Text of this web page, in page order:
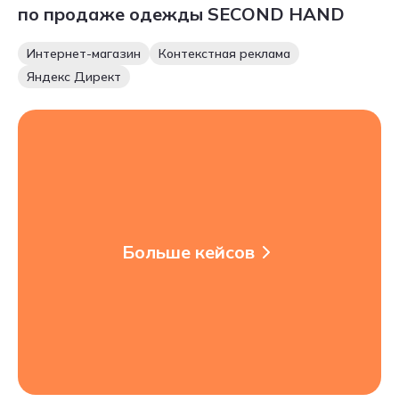
по продаже одежды SECOND HAND
Интернет-магазин
Контекстная реклама
Яндекс Директ
Больше кейсов